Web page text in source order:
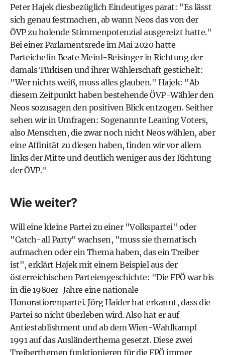
Peter Hajek diesbezüglich Eindeutiges parat: "Es lässt
sich genau festmachen, ab wann Neos das von der
ÖVP zu holende Stimmenpotenzial ausgereizt hatte."
Bei einer Parlamentsrede im Mai 2020 hatte
Parteichefin Beate Meinl-Reisinger in Richtung der
damals Türkisen und ihrer Wählerschaft gestichelt:
"Wer nichts weiß, muss alles glauben." Hajek: "Ab
diesem Zeitpunkt haben bestehende ÖVP-Wähler den
Neos sozusagen den positiven Blick entzogen. Seither
sehen wir in Umfragen: Sogenannte Leaning Voters,
also Menschen, die zwar noch nicht Neos wählen, aber
eine Affinität zu diesen haben, finden wir vor allem
links der Mitte und deutlich weniger aus der Richtung
der ÖVP."
Wie weiter?
Will eine kleine Partei zu einer "Volkspartei" oder
"Catch-all Party" wachsen, "muss sie thematisch
aufmachen oder ein Thema haben, das ein Treiber
ist", erklärt Hajek mit einem Beispiel aus der
österreichischen Parteiengeschichte: "Die FPÖ war bis
in die 1980er-Jahre eine nationale
Honoratiorenpartei. Jörg Haider hat erkannt, dass die
Partei so nicht überleben wird. Also hat er auf
Antiestablishment und ab dem Wien-Wahlkampf
1991 auf das Ausländerthema gesetzt. Diese zwei
Treiberthemen funktionieren für die FPÖ immer